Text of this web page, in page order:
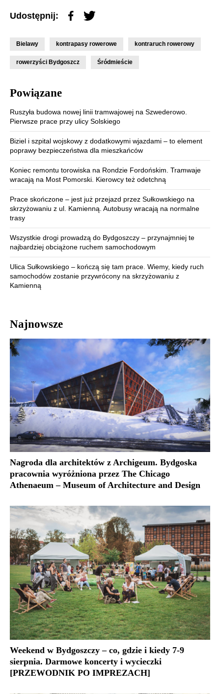
Udostępnij:
Bielawy kontrapasy rowerowe kontraruch rowerowy
rowerzyści Bydgoszcz Śródmieście
Powiązane
Ruszyła budowa nowej linii tramwajowej na Szwederowo.
Pierwsze prace przy ulicy Solskiego
Biziel i szpital wojskowy z dodatkowymi wjazdami – to element
poprawy bezpieczeństwa dla mieszkańców
Koniec remontu torowiska na Rondzie Fordońskim. Tramwaje
wracają na Most Pomorski. Kierowcy też odetchną
Prace skończone – jest już przejazd przez Sułkowskiego na
skrzyżowaniu z ul. Kamienną. Autobusy wracają na normalne
trasy
Wszystkie drogi prowadzą do Bydgoszczy – przynajmniej te
najbardziej obciążone ruchem samochodowym
Ulica Sułkowskiego – kończą się tam prace. Wiemy, kiedy ruch
samochodów zostanie przywrócony na skrzyżowaniu z
Kamienną
Najnowsze
Nagroda dla architektów z Archigeum. Bydgoska
pracownia wyróżniona przez The Chicago
Athenaeum – Museum of Architecture and Design
Weekend w Bydgoszczy – co, gdzie i kiedy 7-9
sierpnia. Darmowe koncerty i wycieczki
[PRZEWODNIK PO IMPREZACH]